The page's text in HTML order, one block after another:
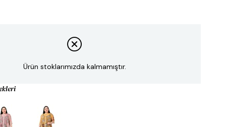
Ürün stoklarımızda kalmamıştır.